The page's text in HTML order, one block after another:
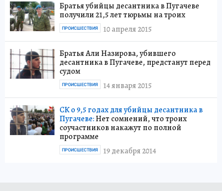
Братья убийцы десантника в Пугачеве
получили 21,5 лет тюрьмы на троих
10 апреля 2015
ПРОИСШЕСТВИЯ
Братья Али Назирова, убившего
десантника в Пугачеве, предстанут перед
судом
14 января 2015
ПРОИСШЕСТВИЯ
СК о 9,5 годах для убийцы десантника в
Пугачеве:Нет сомнений, что троих
соучастников накажут по полной
программе
19 декабря 2014
ПРОИСШЕСТВИЯ